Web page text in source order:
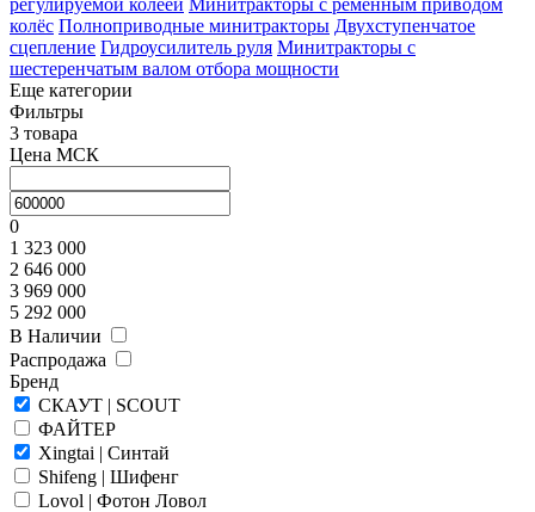
колёс Полноприводные минитракторы Двухступенчатое
сцепление Гидроусилитель руля Минитракторы с
шестеренчатым валом отбора мощности
Еще категории
Фильтры
3 товара
Цена МСК
0
1 323 000
2 646 000
3 969 000
5 292 000
В Наличии
Распродажа
Бренд
СКАУТ | SCOUT
ФАЙТЕР
Xingtai | Синтай
Shifeng | Шифенг
Lovol | Фотон Ловол